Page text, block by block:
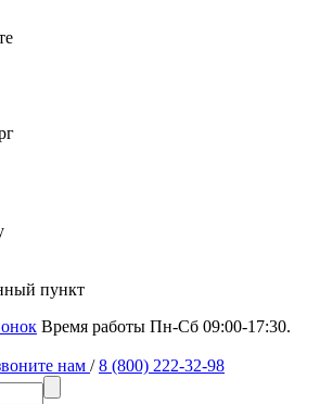
пункт
Время работы Пн-Сб 09:00-17:30.
нам / 8 (800) 222-32-98